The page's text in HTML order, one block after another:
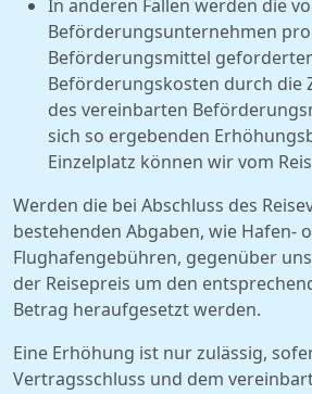
In anderen Fällen werden die
Beförderungsunternehmen pro
Beförderungsmittel
Beförderungskosten durch die
des vereinbarten
sich so ergebenden
Einzelplatz können wir vom
Werden die bei Abschluss des
bestehenden Abgaben, wie Hafen-
Flughafengebühren, gegenüber
der Reisepreis um den
Betrag heraufgesetzt werden.
Eine Erhöhung ist nur zulässig,
Vertragsschluss und dem